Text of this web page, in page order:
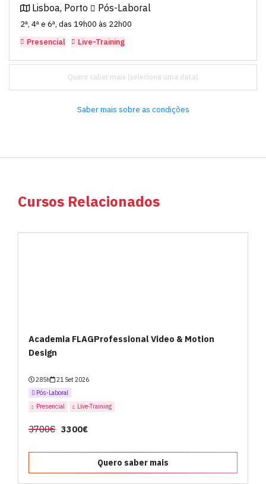
Lisboa, Porto Pós-Laboral
2ª, 4ª e 6ª, das 19h00 às 22h00
Presencial
Live-Training
Quero saber mais
Saber mais sobre as condições
Cursos Relacionados
Academia FLAGProfessional Video & Motion
Design
285h
21 Set 2026
Pós-Laboral
Presencial
Live-Training
3700€ 3300€
Quero saber mais